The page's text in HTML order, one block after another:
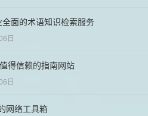
面的术语知识检索服务
日
得信赖的指南网站
日
网络工具箱